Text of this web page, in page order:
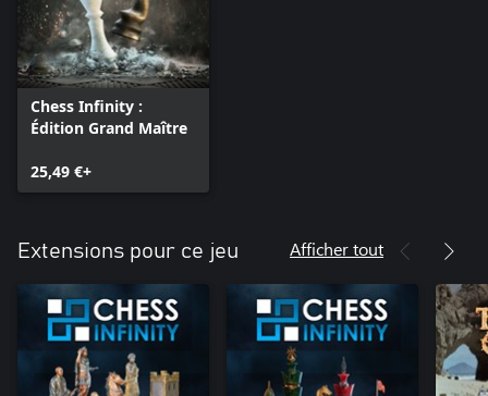
Chess Infinity :
Édition Grand Maître
25,49 €+
Extensions pour ce jeu Afficher tout